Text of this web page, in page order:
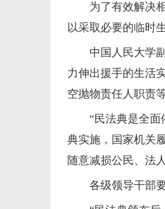
为了有效解决
以采取必要的临时
中国人民大学
力伸出援手的生活
空抛物责任人职责等
“民法典是全
典实施，国家机关
随意减损公民、法
各级领导干部